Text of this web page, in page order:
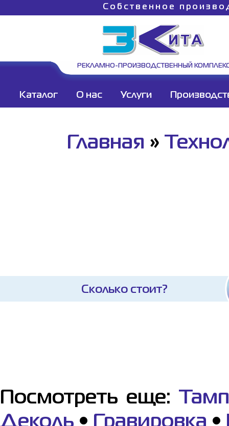
Собственное
РЕКЛАМНО-ПРОИЗВОДСТВЕННЫЙ
Каталог О нас Услуги
Главная »
Сколько стоит?
Посмотреть еще:
Деколь • Гравировка •